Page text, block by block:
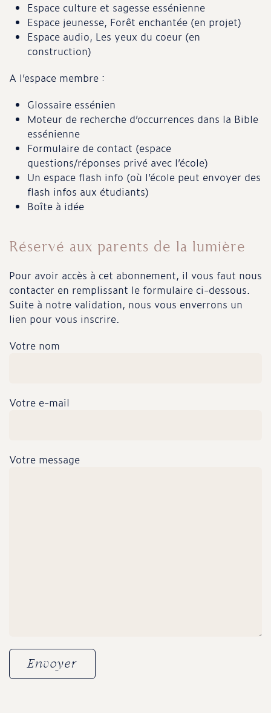
Espace culture et sagesse essénienne
Espace jeunesse, Forêt enchantée (en projet)
Espace audio, Les yeux du coeur (en
construction)
A l’espace membre :
Glossaire essénien
Moteur de recherche d’occurrences dans la Bible
essénienne
Formulaire de contact (espace
questions/réponses privé avec l’école)
Un espace flash info (où l’école peut envoyer des
flash infos aux étudiants)
Boîte à idée
Réservé aux parents de la lumière
Pour avoir accès à cet abonnement, il vous faut nous
contacter en remplissant le formulaire ci-dessous.
Suite à notre validation, nous vous enverrons un
lien pour vous inscrire.
Votre nom
Votre e-mail
Votre message